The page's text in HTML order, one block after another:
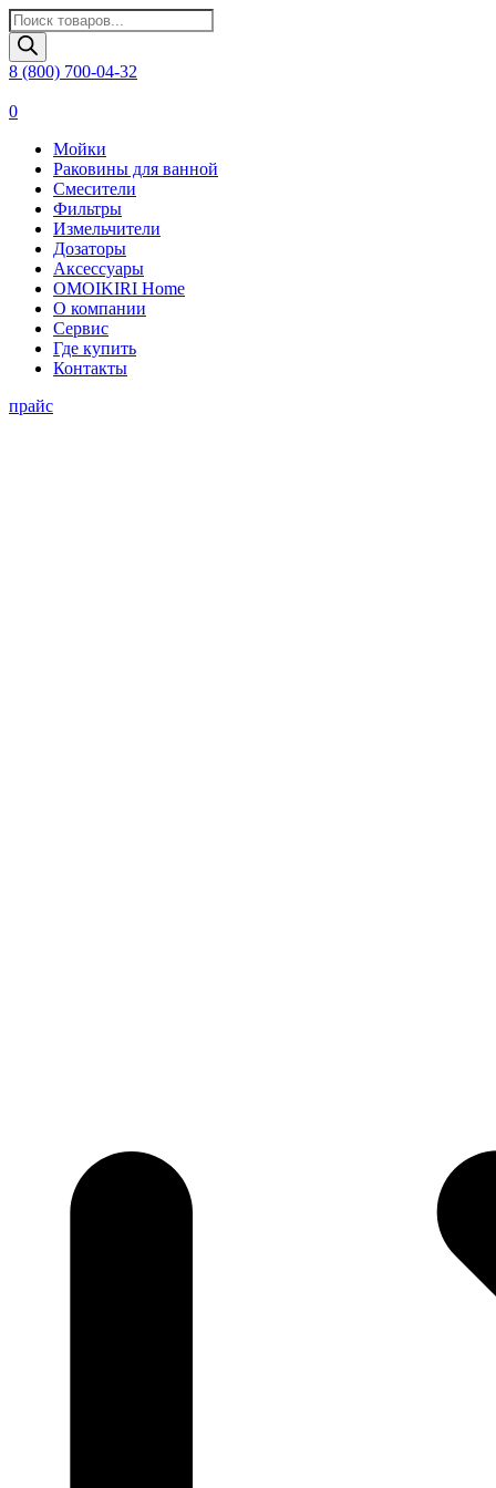
Поиск
товаров
8 (800) 700-04-32
0
Мойки
Раковины для ванной
Смесители
Фильтры
Измельчители
Дозаторы
Аксессуары
OMOIKIRI Home
О компании
Сервис
Где купить
Контакты
прайс